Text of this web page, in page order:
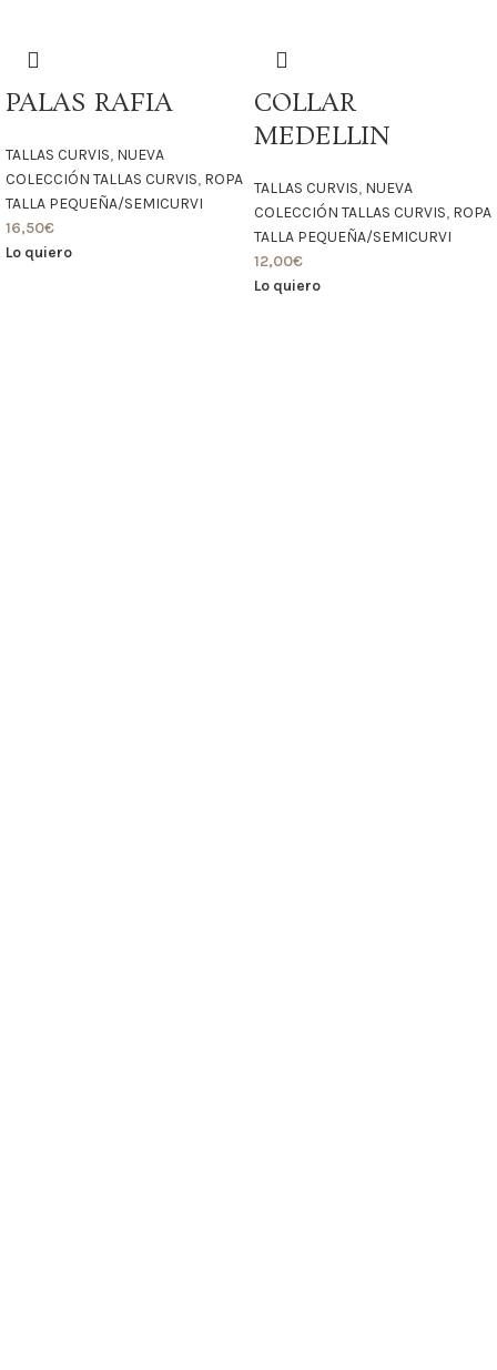
PALAS RAFIA
TALLAS CURVIS, NUEVA
COLECCIÓN TALLAS CURVIS, ROPA
TALLA PEQUEÑA/SEMICURVI
16,50€
Lo quiero
COLLAR
MEDELLIN
TALLAS CURVIS, NUEVA
COLECCIÓN TALLAS CURVIS, ROPA
TALLA PEQUEÑA/SEMICURVI
12,00€
Lo quiero